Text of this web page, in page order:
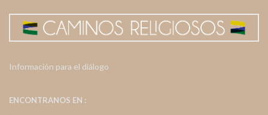
Información para el diálogo
ENCONTRANOS EN :